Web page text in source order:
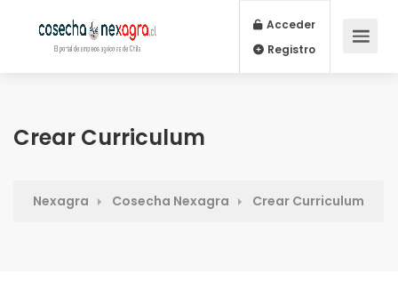
Acceder
Registro
Crear Curriculum
Nexagra Cosecha Nexagra Crear Curriculum